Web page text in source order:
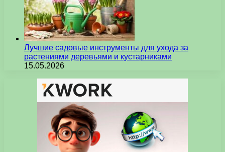
Лучшие садовые инструменты для ухода за
растениями деревьями и кустарниками
15.05.2026